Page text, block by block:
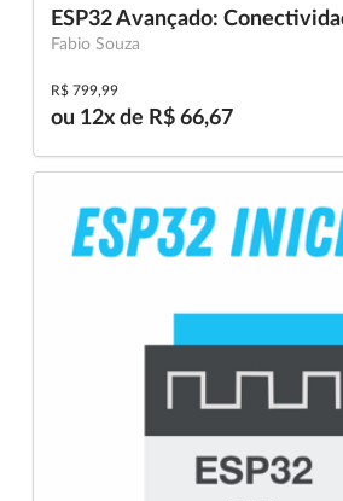
ESP32 Avançado:
Fabio Souza
R$ 799,99
ou 12x de R$ 66,67